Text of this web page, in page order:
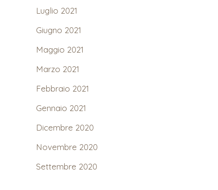
Luglio 2021
Giugno 2021
Maggio 2021
Marzo 2021
Febbraio 2021
Gennaio 2021
Dicembre 2020
Novembre 2020
Settembre 2020